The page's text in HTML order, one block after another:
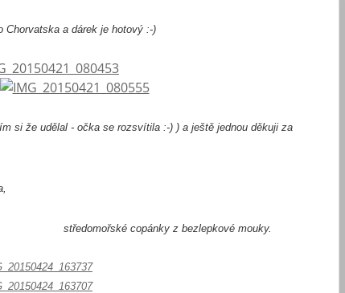
Chorvatska a dárek je hotový :-)
si že udělal - očka se rozsvítila :-) ) a ještě jednou děkuji za
z bezlepkové mouky.